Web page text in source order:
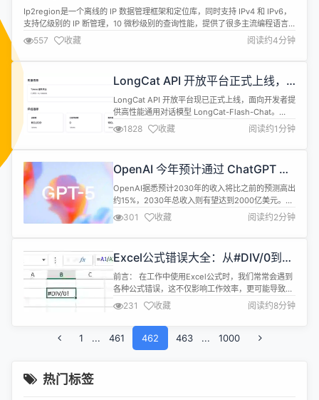
Ip2region是一个离线的 IP 数据管理框架和定位库，同时支持 IPv4 和 IPv6，
支持亿级别的 IP 断管理，10 微秒级别的查询性能，提供了很多主流编程语言
的 xdb 数据格式的生成和查询实现。 ip2region 官方社区已正式上线旨提强化
IP 相关的工具链和数据服务，目前提供了稳定的商用离线数据、在线查询测
试、xdb 使用 / 技术文档。...
557 收藏 阅读约4分钟
LongCat API 开放平台正式上线，
提供免费额度
LongCat API 开放平台现已正式上线，面向开发者提
供高性能通用对话模型 LongCat-Flash-Chat。
https://longcat.chat/platform/ 该平台的一大亮点
是完全兼容 OpenAI 与 Anthropic 两种主流的 API
规范，方便开发者迁移和集成，并提供每日免费额
息...
1828 收藏 阅读约1分钟
OpenAI 今年预计通过 ChatGPT 实
现近 100 亿美元收入
OpenAI据悉预计2030年的收入将比之前的预测高出
约15%，2030年总收入则有望达到2000亿美元。预
计今年将消耗超过80亿美元，比此前预测高出约15
亿美元。 OpenAI公司告知投资者，预计到2029年
其支出可能增至1150亿美元，较此前预期高出约800
亿美元收入，预计今年总营收将达130亿美...
301 收藏 阅读约2分钟
Excel公式错误大全：从#DIV/0到
#NULL!，一文搞定所有报错！
前言： 在工作中使用Excel公式时，我们常常会遇到
各种公式错误，这不仅影响工作效率，更可能导致决
策失误。本文将带您系统了解常见的Excel公式错
误，结合具体案例学习如何快速识别和解决公式错
误。 一、常见错误说明 1、#DIV/0! - 除零错误 错误
原因：除数单元格vlue为0或空单元格 示例： 2、
#VALUE! - 值错误 错误原因：公式中使用了错误的...
231 收藏 阅读约8分钟
1 ... 461 462 463 ... 1000
热门标签